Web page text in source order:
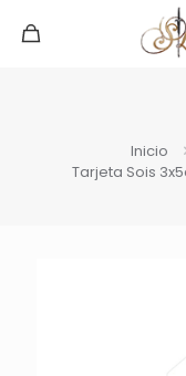
Inicio
Tarjeta Sois